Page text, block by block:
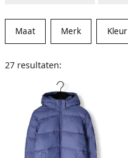
Maat Merk Kleur
27 resultaten: